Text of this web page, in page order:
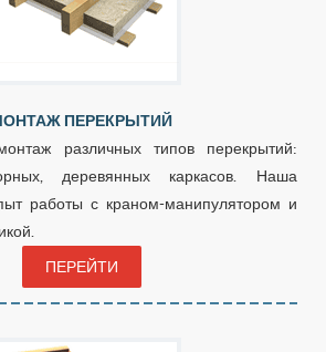
ПЕРЕКРЫТИЙ
различных типов перекрытий:
деревянных каркасов. Наша
работы с краном-манипулятором и
ПЕРЕЙТИ